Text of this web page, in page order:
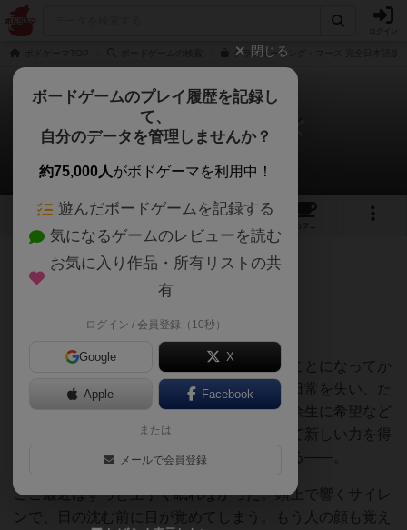
テラフォーミング・マーズ 完全日本語版
テラフォーミングマーズ
shiro&chocoさんのレビュー
92 7 102
カフェ
479名 1名 0 10ヶ月前
科学は世界を変える。
ある日、突然、慣れ親しんだ土地を離れることになってか
ら、私はそれまでの平凡でかけがえのない日常を失い、た
だの抜け殻のように生きてきた。しかし、余生に希望など
なかったこの老いぼれの私が、科学によって新しい力を得
て、この地で長年の夢を叶えようとしている——。
ここ最近はずっと上手く眠れなかった。頭上で響くサイレ
ンで、日の沈む前に目が覚めてしまう。もう人の顔も覚え
閉じる
ボードゲームのプレイ履歴を記録し
て、
自分のデータを管理しませんか？
約75,000人がボドゲーマを利用中！
遊んだボードゲームを記録する
気になるゲームのレビューを読む
お気に入り作品・所有リストの共
有
ログイン / 会員登録（10秒）
Google X
Apple Facebook
または
メールで会員登録